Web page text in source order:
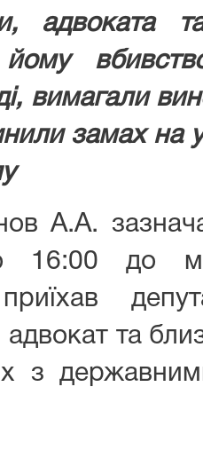
адвоката
вимагали
замах на
А.А.
16:00 до
та
з